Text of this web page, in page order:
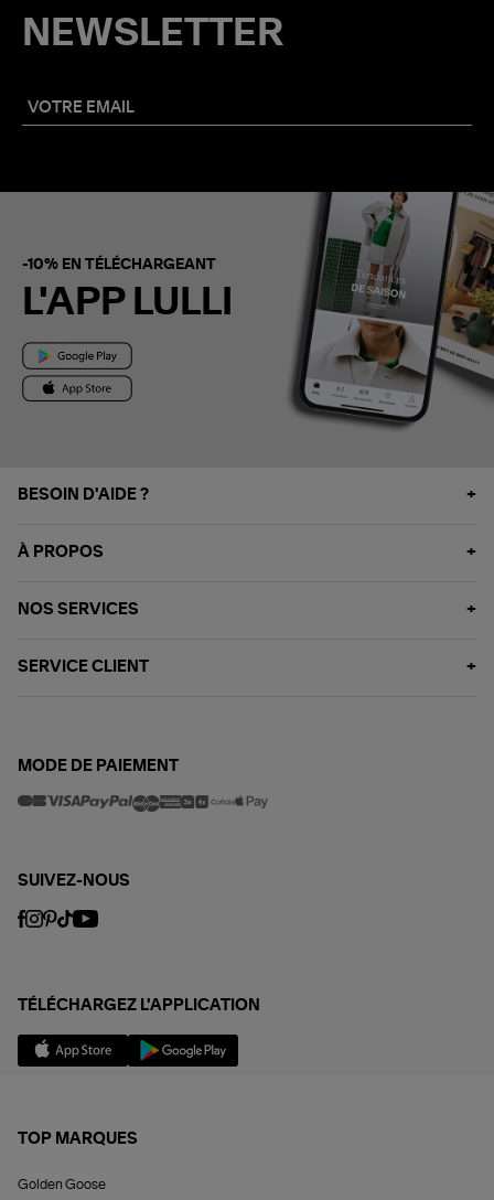
NEWSLETTER
-10% EN TÉLÉCHARGEANT
L'APP LULLI
BESOIN D'AIDE ?
À PROPOS
NOS SERVICES
SERVICE CLIENT
MODE DE PAIEMENT
SUIVEZ-NOUS
TÉLÉCHARGEZ L'APPLICATION
TOP MARQUES
Golden Goose